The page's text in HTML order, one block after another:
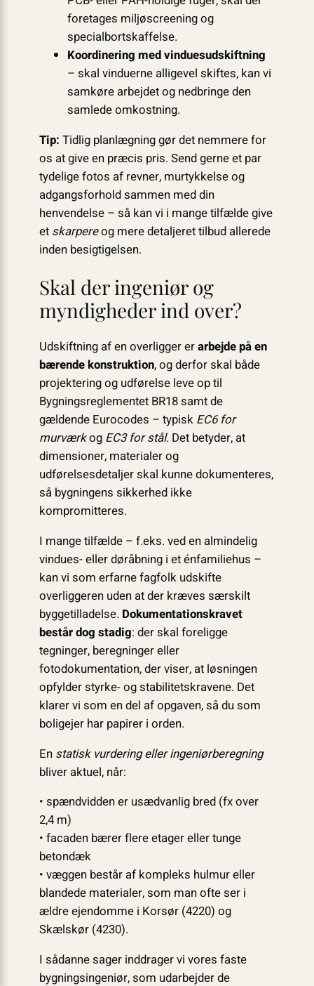
foretages miljøscreening og
specialbortskaffelse.
Koordinering med vinduesudskiftning
– skal vinduerne alligevel skiftes, kan vi
samkøre arbejdet og nedbringe den
samlede omkostning.
Tip: Tidlig planlægning gør det nemmere for
os at give en præcis pris. Send gerne et par
tydelige fotos af revner, murtykkelse og
adgangsforhold sammen med din
henvendelse – så kan vi i mange tilfælde give
et skarpereog mere detaljeret tilbud allerede
inden besigtigelsen.
Skal der ingeniør og
myndigheder ind over?
Udskiftning af en overligger erarbejde på en
bærende konstruktion, og derfor skal både
projektering og udførelse leve op til
Bygningsreglementet BR18 samt de
gældende Eurocodes – typisk EC6 for
murværkog EC3 for stål. Det betyder, at
dimensioner, materialer og
udførelsesdetaljer skal kunne dokumenteres,
så bygningens sikkerhed ikke
kompromitteres.
I mange tilfælde – f.eks. ved en almindelig
vindues- eller døråbning i et énfamiliehus –
kan vi som erfarne fagfolk udskifte
overliggeren uden at der kræves særskilt
byggetilladelse. Dokumentationskravet
består dog stadig: der skal foreligge
tegninger, beregninger eller
fotodokumentation, der viser, at løsningen
opfylder styrke- og stabilitetskravene. Det
klarer vi som en del af opgaven, så du som
boligejer har papirer i orden.
En statisk vurdering eller ingeniørberegning
bliver aktuel, når:
• spændvidden er usædvanlig bred (fx over
2,4 m)
• facaden bærer flere etager eller tunge
beton­dæk
• væggen består af kompleks hulmur eller
blandede materialer, som man ofte ser i
ældre ejendomme i Korsør (4220) og
Skælskør (4230).
I sådanne sager inddrager vi vores faste
bygningsingeniør, som udarbejder de